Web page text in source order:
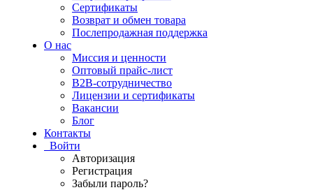
Сертификаты
Возврат и обмен товара
Послепродажная поддержка
О нас
Миссия и ценности
Оптовый прайс-лист
В2В-сотрудничество
Лицензии и сертификаты
Вакансии
Блог
Контакты
Войти
Авторизация
Регистрация
Забыли пароль?